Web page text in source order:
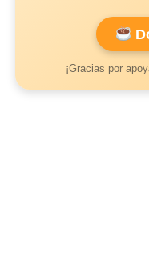
¡Gracias por